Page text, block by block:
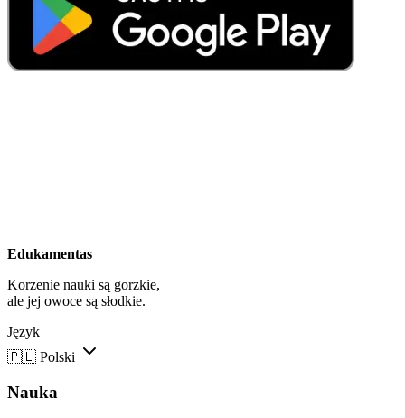
Edukamentas
Korzenie nauki są gorzkie,
ale jej owoce są słodkie.
Język
🇵🇱 Polski
Nauka